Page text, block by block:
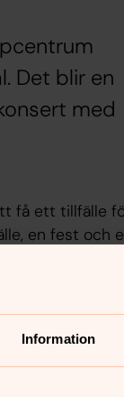
Information
Det blir en
med
få ett tillfälle
en fest och
medlem i
eller
tillfälle för er
plats för
13.45 och